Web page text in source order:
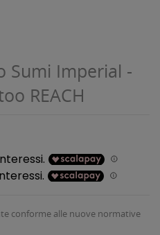
Sumi Imperial -
REACH
conforme alle nuove normative